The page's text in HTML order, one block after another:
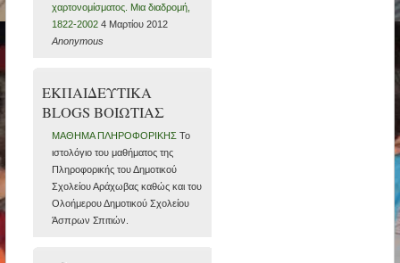
χαρτονομίσματος. Μια διαδρομή,
1822-2002 4 Μαρτίου 2012
Anonymous
ΕΚΠΑΙΔΕΥΤΙΚΑ
BLOGS ΒΟΙΩΤΙΑΣ
ΜΑΘΗΜΑ ΠΛΗΡΟΦΟΡΙΚΗΣ Το
ιστολόγιο του μαθήματος της
Πληροφορικής του Δημοτικού
Σχολείου Αράχωβας καθώς και του
Ολοήμερου Δημοτικού Σχολείου
Άσπρων Σπιτιών.